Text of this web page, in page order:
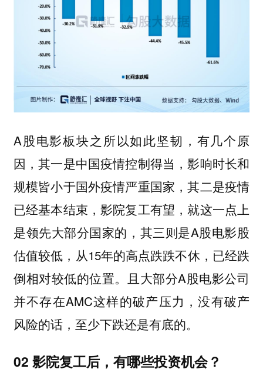
A股电影板块之所以如此坚韧，有几个原
因，其一是中国疫情控制得当，影响时长和
规模皆小于国外疫情严重国家，其二是疫情
已经基本结束，影院复工有望，就这一点上
是领先大部分国家的，其三则是A股电影股
估值较低，从15年的高点跌跌不休，已经跌
倒相对较低的位置。且大部分A股电影公司
并不存在AMC这样的破产压力，没有破产
风险的话，至少下跌还是有底的。
02 影院复工后，有哪些投资机会？